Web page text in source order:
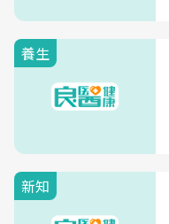
養生
新知